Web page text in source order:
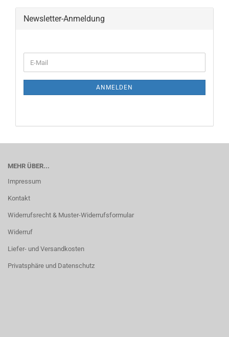
Newsletter-Anmeldung
ANMELDEN
MEHR ÜBER...
Impressum
Kontakt
Widerrufsrecht & Muster-Widerrufsformular
Widerruf
Liefer- und Versandkosten
Privatsphäre und Datenschutz